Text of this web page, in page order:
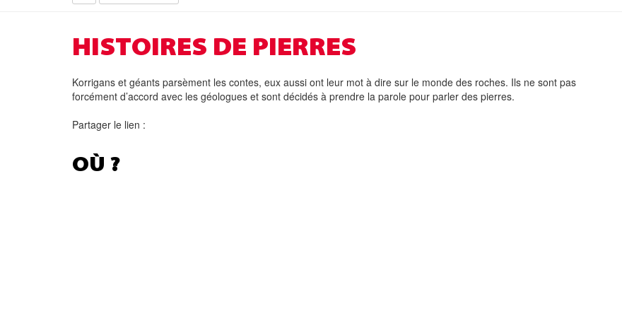
HISTOIRES DE PIERRES
Korrigans et géants parsèment les contes, eux aussi ont leur mot à dire sur le monde des roches. Ils ne sont pas
forcément d’accord avec les géologues et sont décidés à prendre la parole pour parler des pierres.
Partager le lien :
OÙ ?